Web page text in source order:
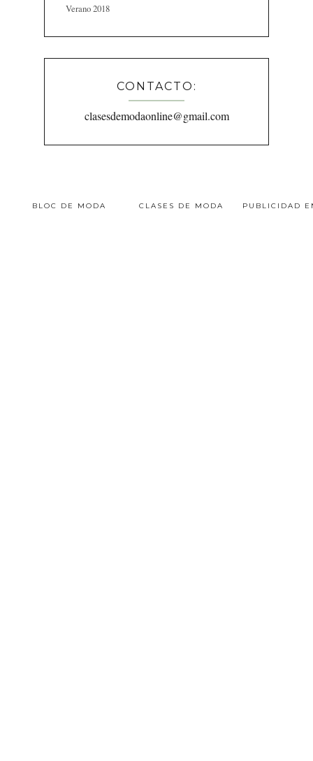
Verano 2018
CONTACTO:
clasesdemodaonline@gmail.com
BLOC DE MODA CLASES DE MODA PUBLICIDAD